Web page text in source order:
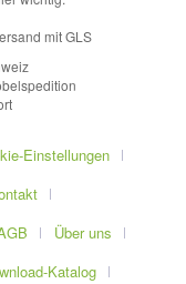
Einstellungen
Über uns
Katalog